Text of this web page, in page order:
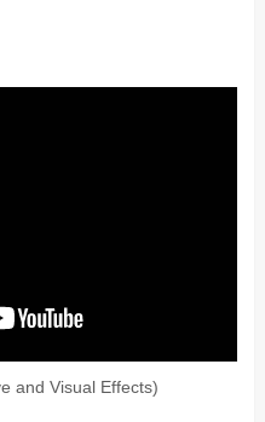
and Visual Effects)